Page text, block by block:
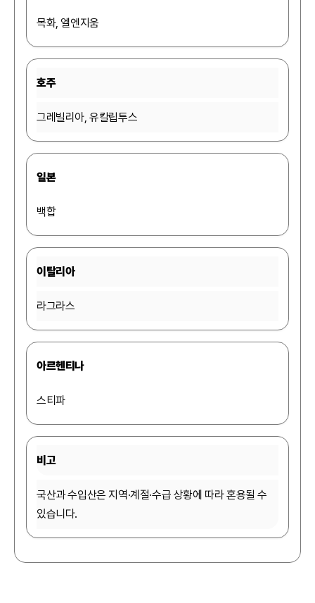
목화, 엘엔지움
호주
그레빌리아, 유칼립투스
일본
백합
이탈리아
라그라스
아르헨티나
스티파
비고
국산과 수입산은 지역·계절·수급 상황에 따라 혼용될 수
있습니다.